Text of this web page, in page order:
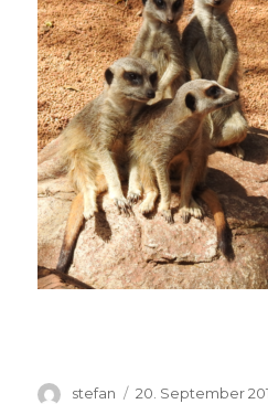
Autor
stefan
Veröffentlicht
20. September